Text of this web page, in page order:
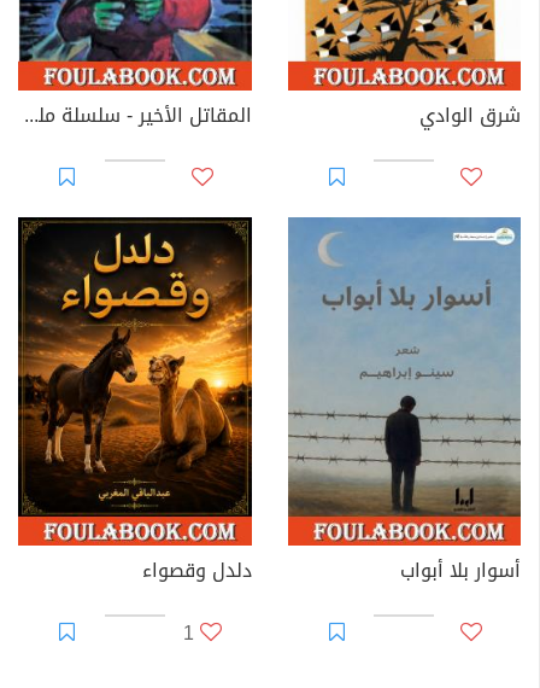
شرق الوادي المقاتل الأخير - سلسلة ملف المستقبل
أسوار بلا أبواب
دلدل وقصواء
1